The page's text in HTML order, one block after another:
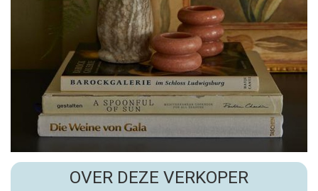
OVER DEZE VERKOPER